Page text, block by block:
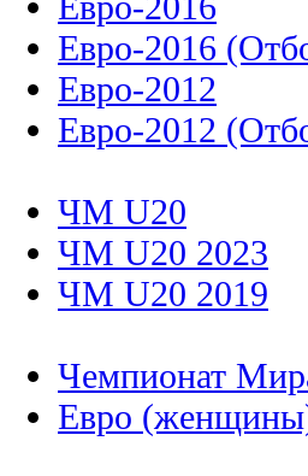
Евро-2016
Евро-2012
Евро-2012
ЧМ U20
ЧМ U20 2023
ЧМ U20 2019
Чемпионат
Евро